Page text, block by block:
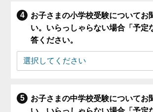
お子さまの小学校受験についてお
い。いらっしゃらない場合「予定
答ください。
お子さまの中学校受験についてお